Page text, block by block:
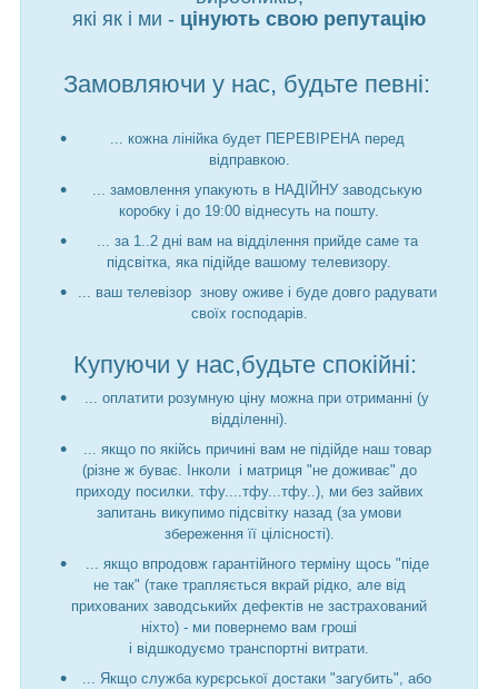
які як і ми - цінують свою репутацію
Замовляючи у нас, будьте певні:
... кожна лінійка будет ПЕРЕВІРЕНА перед
відправкою.
... замовлення упакують в НАДІЙНУ заводськую
коробку і до 19:00 віднесуть на пошту.
... за 1..2 дні вам на відділення прийде саме та
підсвітка, яка підійде вашому телевизору.
... ваш телевізор знову оживе і буде довго радувати
своїх господарів.
Купуючи у нас,будьте спокійні:
... оплатити розумную ціну можна при отриманні (у
відділенні).
... якщо по якійсь причині вам не підійде наш товар
(різне ж буває. Інколи і матриця "не доживає" до
приходу посилки. тфу....тфу...тфу..), ми без зайвих
запитань викупимо підсвітку назад (за умови
збереження її цілісності).
... якщо впродовж гарантійного терміну щось "піде
не так" (таке трапляється вкрай рідко, але від
прихованих заводськийх дефектів не застрахований
ніхто) - ми повернемо вам гроші
і відшкодуємо транспортні витрати.
... Якщо служба курєрської достаки "загубить", або